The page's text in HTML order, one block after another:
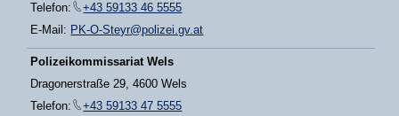
Telefon:
+43 59133 46 5555
E-Mail: PK-O-Steyr@polizei.gv.at
Polizeikommissariat Wels
Dragonerstraße 29, 4600 Wels
Telefon:
+43 59133 47 5555